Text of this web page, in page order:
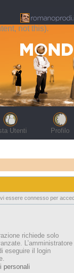
not this).
Utenti Profilo
essere connesso per
richiede solo
L’amministratore
eseguire il login
personali